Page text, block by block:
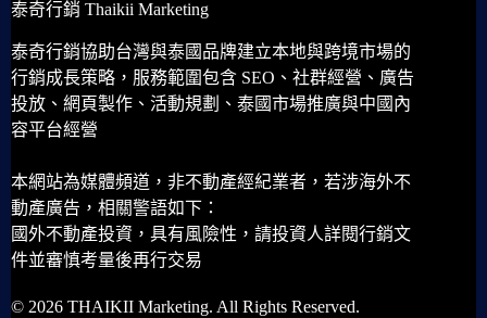
泰奇行銷 Thaikii Marketing
泰奇行銷協助台灣與泰國品牌建立本地與跨境市場的
行銷成長策略，服務範圍包含 SEO、社群經營、廣告
投放、網頁製作、活動規劃、泰國市場推廣與中國內
容平台經營
本網站為媒體頻道，非不動產經紀業者，若涉海外不
動產廣告，相關警語如下：
國外不動產投資，具有風險性，請投資人詳閱行銷文
件並審慎考量後再行交易
© 2026 THAIKII Marketing. All Rights Reserved.